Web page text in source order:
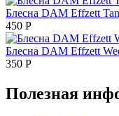
Блесна DAM Effzett
450 Р
Блесна DAM Effzett
350 Р
Полезная